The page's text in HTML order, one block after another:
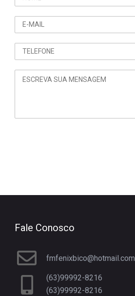
Fale Conosco
fmfenixbico@hotmail.com
(63)99992-8216
(63)99992-8216